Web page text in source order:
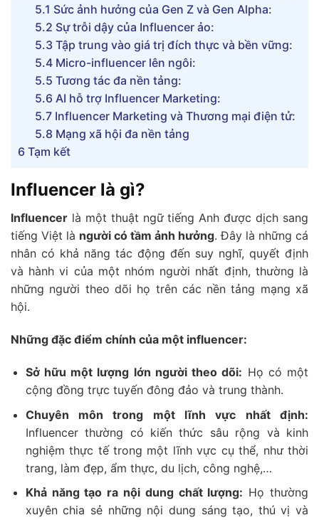
5.1 Sức ảnh hưởng của Gen Z và Gen Alpha:
5.2 Sự trỗi dậy của Influencer ảo:
5.3 Tập trung vào giá trị đích thực và bền vững:
5.4 Micro-influencer lên ngôi:
5.5 Tương tác đa nền tảng:
5.6 AI hỗ trợ Influencer Marketing:
5.7 Influencer Marketing và Thương mại điện tử:
5.8 Mạng xã hội đa nền tảng
6 Tạm kết
Influencer là gì?
Influencer là một thuật ngữ tiếng Anh được dịch sang
tiếng Việt là người có tầm ảnh hưởng. Đây là những cá
nhân có khả năng tác động đến suy nghĩ, quyết định
và hành vi của một nhóm người nhất định, thường là
những người theo dõi họ trên các nền tảng mạng xã
hội.
Những đặc điểm chính của một influencer:
Sở hữu một lượng lớn người theo dõi: Họ có một
cộng đồng trực tuyến đông đảo và trung thành.
Chuyên môn trong một lĩnh vực nhất định:
Influencer thường có kiến thức sâu rộng và kinh
nghiệm thực tế trong một lĩnh vực cụ thể, như thời
trang, làm đẹp, ẩm thực, du lịch, công nghệ,…
Khả năng tạo ra nội dung chất lượng: Họ thường
xuyên chia sẻ những nội dung sáng tạo, thú vị và